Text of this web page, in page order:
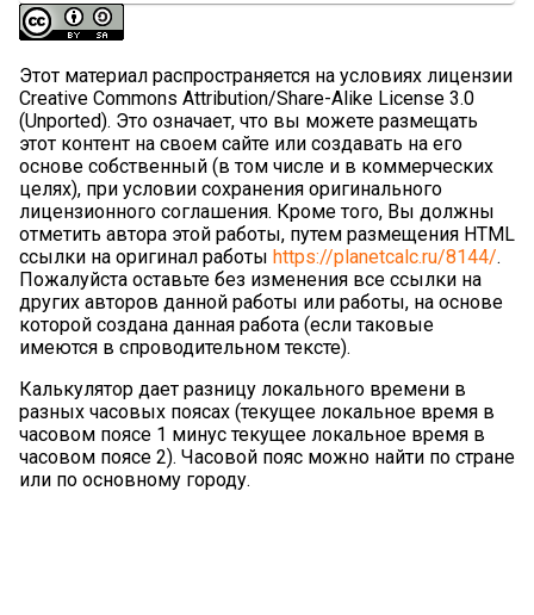
Этот материал распространяется на условиях лицензии
Creative Commons Attribution/Share-Alike License 3.0
(Unported). Это означает, что вы можете размещать
этот контент на своем сайте или создавать на его
основе собственный (в том числе и в коммерческих
целях), при условии сохранения оригинального
лицензионного соглашения. Кроме того, Вы должны
отметить автора этой работы, путем размещения HTML
ссылки на оригинал работы https://planetcalc.ru/8144/.
Пожалуйста оставьте без изменения все ссылки на
других авторов данной работы или работы, на основе
которой создана данная работа (если таковые
имеются в спроводительном тексте).
Калькулятор дает разницу локального времени в
разных часовых поясах (текущее локальное время в
часовом поясе 1 минус текущее локальное время в
часовом поясе 2). Часовой пояс можно найти по стране
или по основному городу.